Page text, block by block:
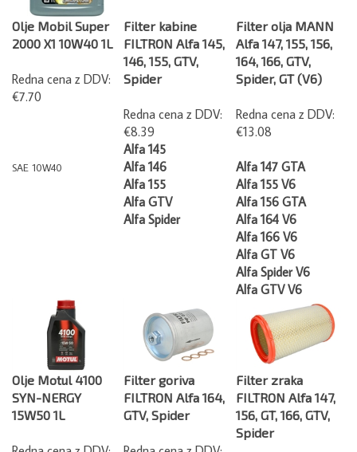
Olje Mobil Super
2000 X1 10W40 1L
Redna cena z DDV:
€7.70
Filter kabine
FILTRON Alfa 145,
146, 155, GTV,
Spider
Redna cena z DDV:
€8.39
Filter olja MANN
Alfa 147, 155, 156,
164, 166, GTV,
Spider, GT (V6)
Redna cena z DDV:
€13.08
Alfa 145
Alfa 146
Alfa 155
Alfa GTV
Alfa Spider
Alfa 147 GTA
Alfa 155 V6
Alfa 156 GTA
Alfa 164 V6
Alfa 166 V6
Alfa GT V6
Alfa Spider V6
Alfa GTV V6
Olje Motul 4100
SYN-NERGY
15W50 1L
Redna cena z DDV:
Filter goriva
FILTRON Alfa 164,
GTV, Spider
Redna cena z DDV:
Filter zraka
FILTRON Alfa 147,
156, GT, 166, GTV,
Spider